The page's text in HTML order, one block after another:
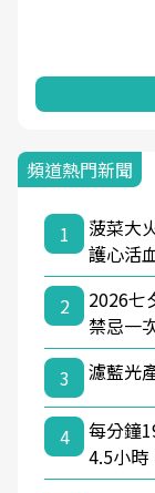
頻道熱門新聞
1
菠菜大
護心活
2
2026七
禁忌一
3
濾藍光
4
每分鐘
4.5小時